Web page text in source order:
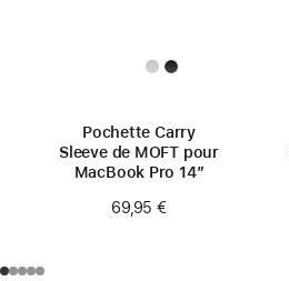
Pochette Carry
Sleeve de MOFT pour
MacBook Pro 14″
69,95 €